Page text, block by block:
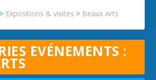
> Expositions & visites > Beaux Arts
EVÉNEMENTS :